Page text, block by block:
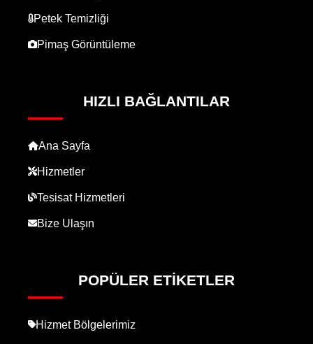
Petek Temizliği
Pimaş Görüntüleme
HIZLI BAĞLANTILAR
Ana Sayfa
Hizmetler
Tesisat Hizmetleri
Bize Ulaşın
POPÜLER ETIKETLER
Hizmet Bölgelerimiz